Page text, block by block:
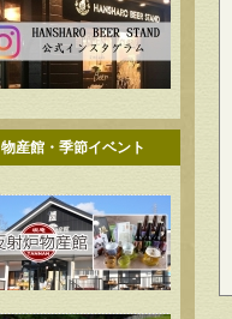
物産館・季節イベント